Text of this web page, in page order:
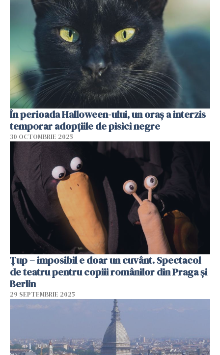
În perioada Halloween-ului, un oraș a interzis
temporar adopțiile de pisici negre
30 OCTOMBRIE 2025
Țup – imposibil e doar un cuvânt. Spectacol
de teatru pentru copiii românilor din Praga și
Berlin
29 SEPTEMBRIE 2025